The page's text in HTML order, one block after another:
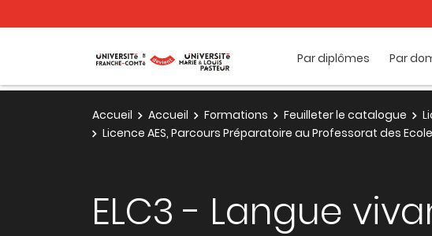
Par diplômes Par
Accueil Accueil Formations Feuilleter le catalogue
Licence AES, Parcours Préparatoire au Professorat des Ecoles
ELC3 - Langue